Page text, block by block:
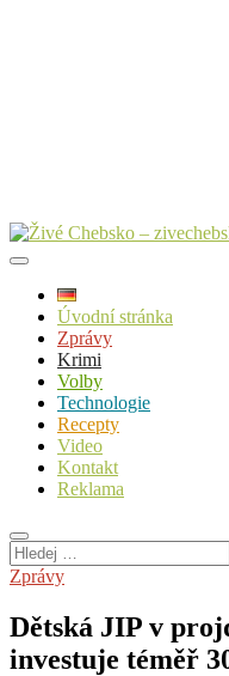
Úvodní stránka
Zprávy
Krimi
Volby
Technologie
Recepty
Video
Kontakt
Reklama
Hledej
…
Zprávy
Dětská JIP v
investuje téměř